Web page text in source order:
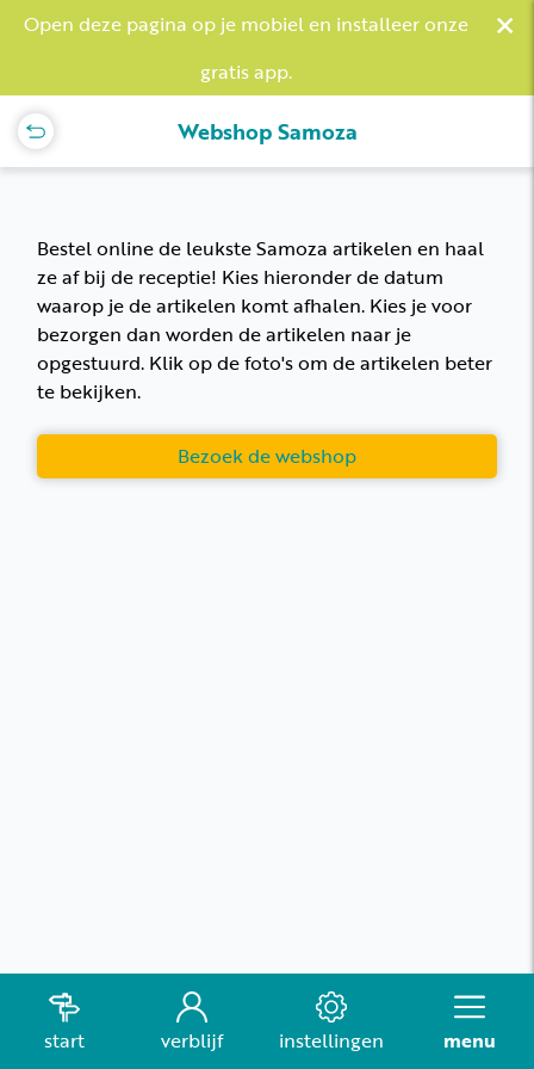
Open deze pagina op je mobiel en installeer onze
gratis app.
×
Webshop Samoza
Bestel online de leukste Samoza artikelen en haal
ze af bij de receptie! Kies hieronder de datum
waarop je de artikelen komt afhalen. Kies je voor
bezorgen dan worden de artikelen naar je
opgestuurd. Klik op de foto's om de artikelen beter
te bekijken.
Bezoek de webshop
start verblijf instellingen menu